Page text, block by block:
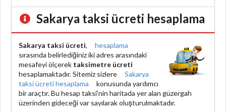
Sakarya taksi ücreti hesaplama
Sakarya taksi ücreti,
hesaplama
sırasında belirlediğiniz iki adres arasındaki
mesafeyi ölçerek taksimetre ücreti
hesaplamaktadır. Sitemiz sizlere
Sakarya
taksi ücreti hesaplama
konusunda yardımcı
bir araçtır. Bu hesap taksi'nin haritada yer alan güzergah
üzerinden gideceği var sayılarak oluşturulmaktadır.